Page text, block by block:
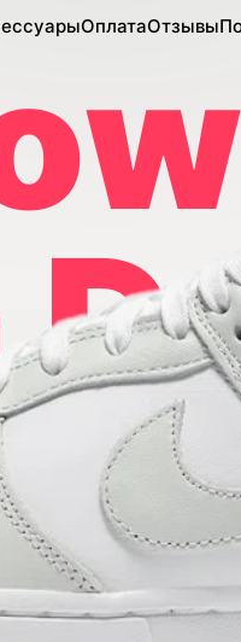
ОплатаОтзывы